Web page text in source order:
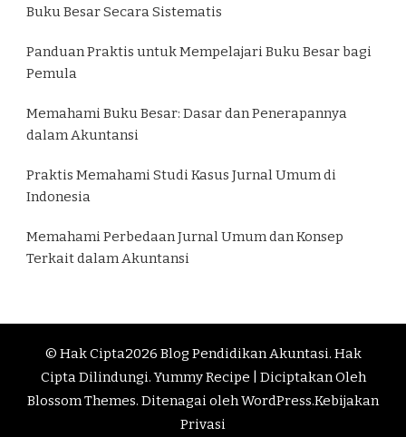
Buku Besar Secara Sistematis
Panduan Praktis untuk Mempelajari Buku Besar bagi
Pemula
Memahami Buku Besar: Dasar dan Penerapannya
dalam Akuntansi
Praktis Memahami Studi Kasus Jurnal Umum di
Indonesia
Memahami Perbedaan Jurnal Umum dan Konsep
Terkait dalam Akuntansi
© Hak Cipta2026 Blog Pendidikan Akuntasi. Hak
Cipta Dilindungi.Yummy Recipe | Diciptakan Oleh
Blossom Themes. Ditenagai olehWordPress.Kebijakan
Privasi